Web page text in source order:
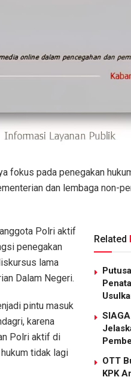
fokus pada penegakan
dan lembaga non-
Related
OTT
KPK
Polri aktif
penegakan
lama
Dalam Negeri.
pintu masuk
karena
Polri aktif di
tidak lagi